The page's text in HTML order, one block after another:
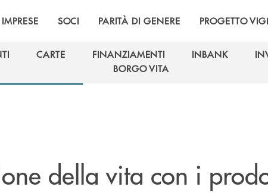
IMPRESE SOCI PARITÀ DI GENERE PROGETTO
CARTE
FINANZIAMENTI
FINANZIAMENTI
INBANK
BORGO VITA
della vita con i